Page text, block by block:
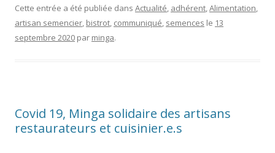
Cette entrée a été publiée dans Actualité, adhérent,Alimentation,
artisan semencier, bistrot, communiqué, semences le 13
septembre 2020 par minga.
Covid 19, Minga solidaire des artisans
restaurateurs et cuisinier.e.s